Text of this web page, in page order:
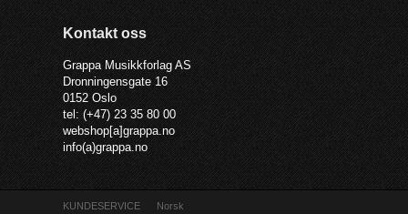
Kontakt oss
Grappa Musikkforlag AS
Dronningensgate 16
0152 Oslo
tel: (+47) 23 35 80 00
webshop[a]grappa.no
info(a)grappa.no
KUNDESERVICE Norsk